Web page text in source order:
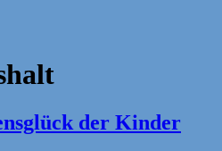
der Kinder